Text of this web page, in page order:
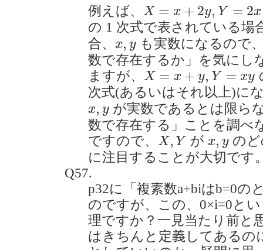
例えば、 X = x + 2y, Y = 2x
X= +2 y Y= 2x−
の 1 次式で表されている場
合、
x, y
x, y
も実数になるので
数で存在するか」を気にし
ますが、 X = x + y, Y = xy
X=x +y ,Y =xy
次式(あるいはそれ以上)に
x, y
x, y が実数であるとは限ら
数で存在する」ことを調べ
ですので、 X, Y
X,Y が x, y
x, y のど
に注目することが大切です
Q57.
p32に「複素数a+biはb=0
のですが、この、0×i=0と
理ですか？一見当たり前と
はきちんと定義してあるの